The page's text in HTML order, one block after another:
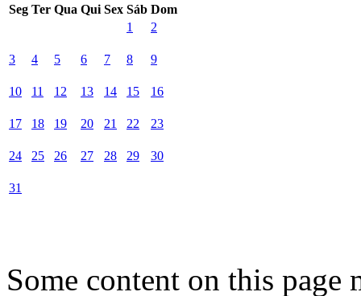
Seg Ter Qua Qui Sex Sáb Dom
1
2
3 4 5 6 7 8 9
10 11 12 13 14 15 16
17 18 19 20 21 22 23
24 25 26 27 28 29 30
31
Some content on this page